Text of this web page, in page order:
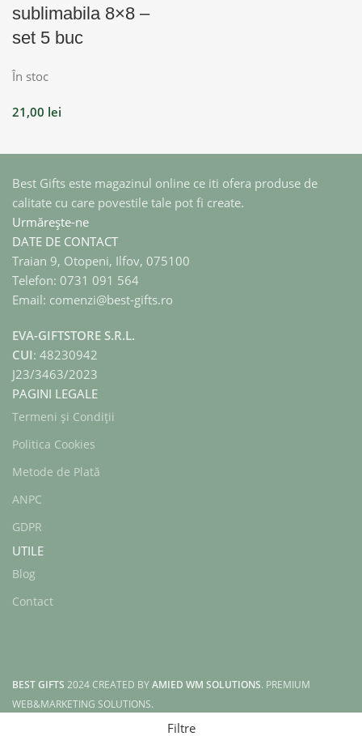
sublimabila 8×8 –
set 5 buc
În stoc
21,00 lei
Best Gifts este magazinul online ce iti ofera produse de
calitate cu care povestile tale pot fi create.
Urmărește-ne
DATE DE CONTACT
Traian 9, Otopeni, Ilfov, 075100
Telefon: 0731 091 564
Email: comenzi@best-gifts.ro
EVA-GIFTSTORE S.R.L.
CUI: 48230942
J23/3463/2023
PAGINI LEGALE
Termeni și Condiții
Politica Cookies
Metode de Plată
ANPC
GDPR
UTILE
Blog
Contact
BEST GIFTS 2024 CREATED BYAMIED WM SOLUTIONS. PREMIUM
WEB&MARKETING SOLUTIONS.
Filtre